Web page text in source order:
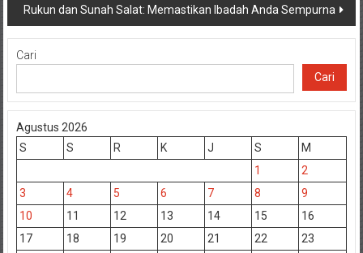
Rukun dan Sunah Salat: Memastikan Ibadah Anda Sempurna
Cari
Cari
Agustus 2026
S
S R K J S
M
1
2
3
4 5 6 7 8
9
10
11 12 13 14 15
16
17
18 19 20 21 22
23